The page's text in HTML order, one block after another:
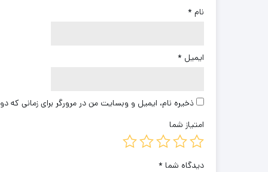
نام *
ایمیل *
ذخیره نام، ایمیل و وبسایت من در مرورگر برای زمانی که
امتیاز شما
دیدگاه شما *